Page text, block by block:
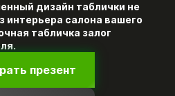
дизайн таблички не
интерьера салона вашего
табличка залог
презент